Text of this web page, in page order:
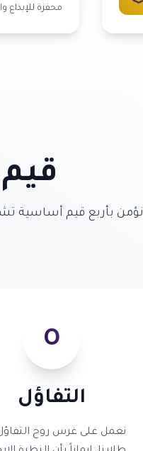
محفزة للإبداع
نؤمن بأربع قيم أساسية
O
التفاؤل
نعمل على غرس روح